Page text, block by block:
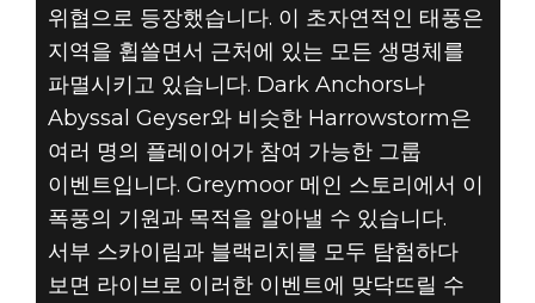
위협으로 등장했습니다. 이 초자연적인 태풍은
지역을 휩쓸면서 근처에 있는 모든 생명체를
파멸시키고 있습니다. Dark Anchors나
Abyssal Geyser와 비슷한 Harrowstorm은
여러 명의 플레이어가 참여 가능한 그룹
이벤트입니다. Greymoor 메인 스토리에서 이
폭풍의 기원과 목적을 알아낼 수 있습니다.
서부 스카이림과 블랙리치를 모두 탐험하다
보면 라이브로 이러한 이벤트에 맞닥뜨릴 수